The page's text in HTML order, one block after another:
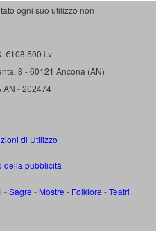
ogni suo utilizzo non
€108.500 i.v
8 - 60121 Ancona (AN)
AN - 202474
di Utilizzo
della pubblicità
-Sagre - Mostre - Folklore -Teatri